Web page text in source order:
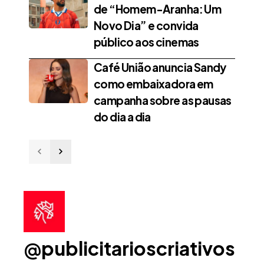
de “Homem-Aranha: Um
Novo Dia” e convida
público aos cinemas
Café União anuncia Sandy
como embaixadora em
campanha sobre as pausas
do dia a dia
@publicitarioscriativos